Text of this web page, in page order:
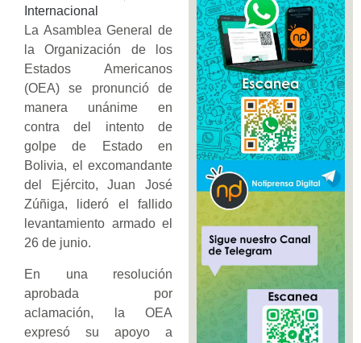
Internacional
La Asamblea General de
la Organización de los
Estados Americanos
(OEA) se pronunció de
manera unánime en
contra del intento de
golpe de Estado en
Bolivia, el excomandante
del Ejército, Juan José
Zúñiga, lideró el fallido
levantamiento armado el
26 de junio.
En una resolución
aprobada por
aclamación, la OEA
expresó su apoyo a